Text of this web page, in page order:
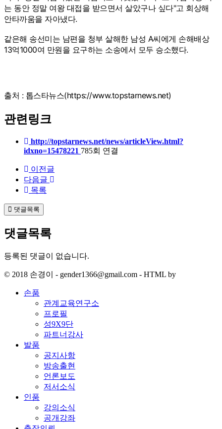
는 동안 정말 여왕 대접을 받으면서 살았구나 싶다"고 회상해
안타까움을 자아냈다.
같은해 송선미는 남편을 청부 살해한 남성 A씨에게 손해배상
13억1000여 만원을 요구하는 소송에서 모두 승소했다.
출처 : 톱스타뉴스(https://www.topstarnews.net)
관련링크
http://topstarnews.net/news/articleView.html?
idxno=15478221 785회 연결
이전글
다음글
목록
댓글목록
댓글목록
등록된 댓글이 없습니다.
© 2018 손경이 - gender1366@gmail.com - HTML by
손품
관계교육연구소
프로필
성9X9단
파트너강사
발품
공지사항
방송출현
언론보도
저서소식
인품
강의소식
공개강좌